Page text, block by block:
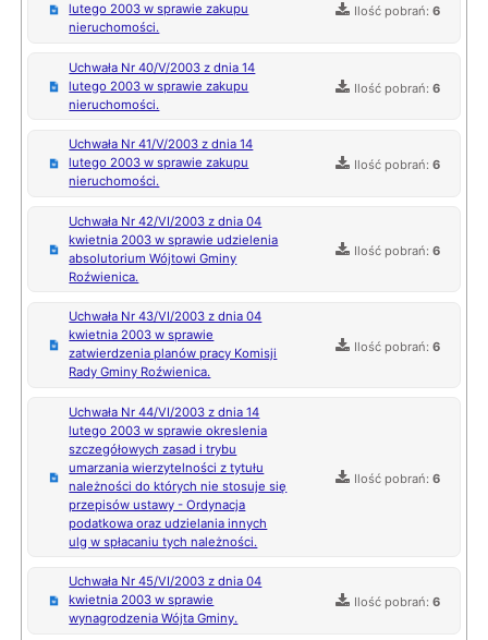
lutego 2003 w sprawie zakupu
nieruchomości.
Ilość pobrań:6
Uchwała Nr 40/V/2003 z dnia 14
lutego 2003 w sprawie zakupu
nieruchomości.
Ilość pobrań:6
Uchwała Nr 41/V/2003 z dnia 14
lutego 2003 w sprawie zakupu
nieruchomości.
Ilość pobrań:6
Uchwała Nr 42/VI/2003 z dnia 04
kwietnia 2003 w sprawie udzielenia
absolutorium Wójtowi Gminy
Roźwienica.
Ilość pobrań:6
Uchwała Nr 43/VI/2003 z dnia 04
kwietnia 2003 w sprawie
zatwierdzenia planów pracy Komisji
Rady Gminy Roźwienica.
Ilość pobrań:6
Uchwała Nr 44/VI/2003 z dnia 14
lutego 2003 w sprawie okreslenia
szczegółowych zasad i trybu
umarzania wierzytelności z tytułu
należności do których nie stosuje się
przepisów ustawy - Ordynacja
podatkowa oraz udzielania innych
ulg w spłacaniu tych należności.
Ilość pobrań:6
Uchwała Nr 45/VI/2003 z dnia 04
kwietnia 2003 w sprawie
wynagrodzenia Wójta Gminy.
Ilość pobrań:6